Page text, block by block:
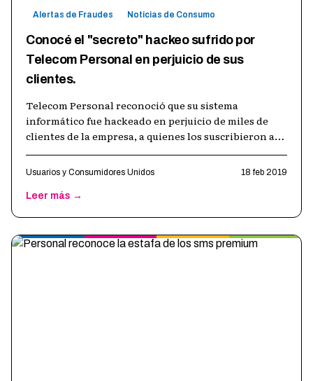
Alertas de Fraudes Noticias de Consumo
Conocé el "secreto" hackeo sufrido por
Telecom Personal en perjuicio de sus
clientes.
Telecom Personal reconoció que su sistema
informático fue hackeado en perjuicio de miles de
clientes de la empresa, a quienes los suscribieron a
Usuarios y Consumidores Unidos 18 feb 2019
Leer más →